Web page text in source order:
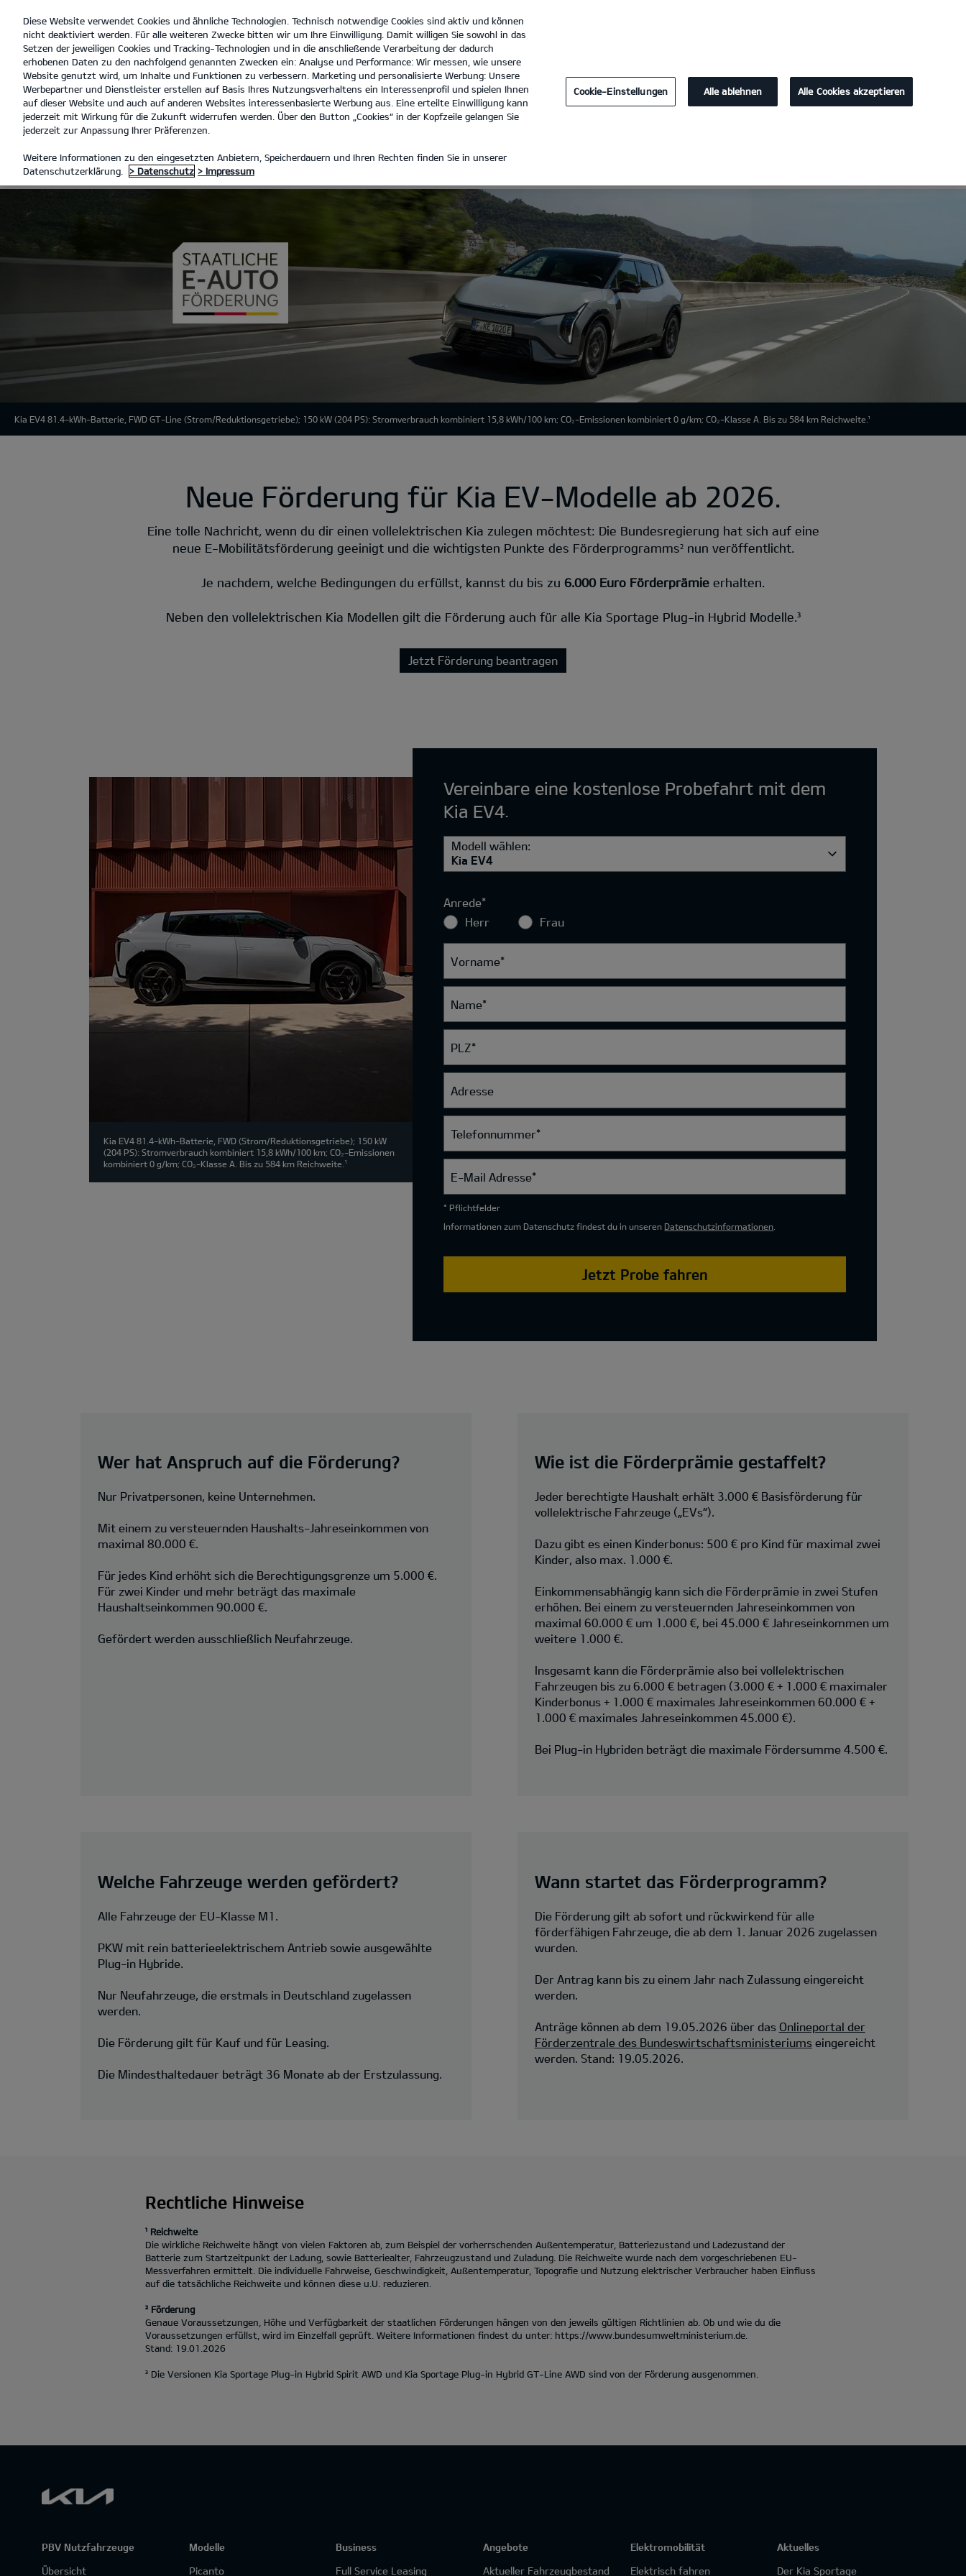
open
menu
Autohaus Krack GmbH Tel. :0551 - 5031170
EV-FÖRDERUNG
EV-FÖRDERUNG
Kia EV4 81.4-kWh-Batterie, FWD GT-Line (Strom/Reduktionsgetriebe); 150 kW (204 PS): Stromverbrauch kombiniert 15,8 kWh/100 km; CO₂-Emissionen kombiniert 0 g/km; CO₂-Klasse A. Bis zu 584 km Reichweite.
Neue Förderung für Kia EV-Modelle ab 2026.
Eine tolle Nachricht, wenn du dir einen vollelektrischen Kia zulegen möchtest: Die Bundesregierung hat sich auf eine
neue E-Mobilitätsförderung geeinigt und die wichtigsten Punkte des Förderprogramms2nun veröffentlicht.
Je nachdem, welche Bedingungen du erfüllst, kannst du bis zu 6.000 Euro Förderprämie erhalten.
Neben den vollelektrischen Kia Modellen gilt die Förderung auch für alle Kia Sportage Plug-in Hybrid Modelle.³
Jetzt Förderung beantragen
Kia EV4 81.4-kWh-Batterie, FWD (Strom/Reduktionsgetriebe); 150 kW
(204 PS): Stromverbrauch kombiniert 15,8 kWh/100 km; CO₂-Emissionen
kombiniert 0 g/km; CO₂-Klasse A. Bis zu 584 km Reichweite.
1
Vereinbare eine kostenlose Probefahrt mit dem
Kia EV4.
Modell wählen:
Kia EV4
Anrede*
Herr
Frau
Vorname*
Name*
PLZ*
Adresse
Telefonnummer*
E-Mail Adresse*
* Pflichtfelder
Informationen zum Datenschutz findest du in unseren Datenschutzinformationen
Jetzt Probe fahren
Wer hat Anspruch auf die Förderung?
Nur Privatpersonen, keine Unternehmen.
Mit einem zu versteuernden Haushalts-Jahreseinkommen von
maximal 80.000 €.
Für jedes Kind erhöht sich die Berechtigungsgrenze um 5.000 €.
Für zwei Kinder und mehr beträgt das maximale
Haushaltseinkommen 90.000 €.
Gefördert werden ausschließlich Neufahrzeuge.
Wie ist die Förderprämie gestaffelt?
Jeder berechtigte Haushalt erhält 3.000 € Basisförderung für
vollelektrische Fahrzeuge („EVs“).
Dazu gibt es einen Kinderbonus: 500 € pro Kind für maximal zwei
Kinder, also max. 1.000 €.
Einkommensabhängig kann sich die Förderprämie in zwei Stufen
erhöhen. Bei einem zu versteuernden Jahreseinkommen von
maximal 60.000 € um 1.000 €, bei 45.000 € Jahreseinkommen um
weitere 1.000 €.
Insgesamt kann die Förderprämie also bei vollelektrischen
Fahrzeugen bis zu 6.000 € betragen (3.000 € + 1.000 € maximaler
Kinderbonus + 1.000 € maximales Jahreseinkommen 60.000 € +
1.000 € maximales Jahreseinkommen 45.000 €).
Bei Plug-in Hybriden beträgt die maximale Fördersumme 4.500 €.
Welche Fahrzeuge werden gefördert?
Alle Fahrzeuge der EU-Klasse M1.
PKW mit rein batterieelektrischem Antrieb sowie ausgewählte
Plug-in Hybride.
Nur Neufahrzeuge, die erstmals in Deutschland zugelassen
werden.
Die Förderung gilt für Kauf und für Leasing.
Die Mindesthaltedauer beträgt 36 Monate ab der Erstzulassung.
Wann startet das Förderprogramm?
Die Förderung gilt ab sofort und rückwirkend für alle
förderfähigen Fahrzeuge, die ab dem 1. Januar 2026 zugelassen
wurden.
Der Antrag kann bis zu einem Jahr nach Zulassung eingereicht
werden.
Anträge können ab dem 19.05.2026 über das Onlineportal der
Förderzentrale des Bundeswirtschaftsministeriumseingereicht
werden. Stand: 19.05.2026.
Rechtliche Hinweise
¹ Reichweite
Die wirkliche Reichweite hängt von vielen Faktoren ab, zum Beispiel der vorherrschenden Außentemperatur, Batteriezustand und Ladezustand der
Batterie zum Startzeitpunkt der Ladung, sowie Batteriealter, Fahrzeugzustand und Zuladung. Die Reichweite wurde nach dem vorgeschriebenen EU-
Messverfahren ermittelt. Die individuelle Fahrweise, Geschwindigkeit, Außentemperatur, Topografie und Nutzung elektrischer Verbraucher haben Einfluss
auf die tatsächliche Reichweite und können diese u.U. reduzieren.
² Förderung
Genaue Voraussetzungen, Höhe und Verfügbarkeit der staatlichen Förderungen hängen von den jeweils gültigen Richtlinien ab. Ob und wie du die
Voraussetzungen erfüllst, wird im Einzelfall geprüft. Weitere Informationen findest du unter: https://www.bundesumweltministerium.de.
Stand: 19.01.2026
³ Die Versionen Kia Sportage Plug-in Hybrid Spirit AWD und Kia Sportage Plug-in Hybrid GT-Line AWD sind von der Förderung ausgenommen.
PBV Nutzfahrzeuge
Übersicht
Modelle
Picanto
Business
Full Service Leasing
Angebote
Aktueller Fahrzeugbestand
Elektromobilität
Elektrisch fahren
Aktuelles
Der Kia Sportage
Diese Website verwendet Cookies und ähnliche Technologien. Technisch notwendige Cookies sind aktiv und können
nicht deaktiviert werden. Für alle weiteren Zwecke bitten wir um Ihre Einwilligung. Damit willigen Sie sowohl in das
Setzen der jeweiligen Cookies und Tracking-Technologien und in die anschließende Verarbeitung der dadurch
erhobenen Daten zu den nachfolgend genannten Zwecken ein: Analyse und Performance: Wir messen, wie unsere
Website genutzt wird, um Inhalte und Funktionen zu verbessern. Marketing und personalisierte Werbung: Unsere
Werbepartner und Dienstleister erstellen auf Basis Ihres Nutzungsverhaltens ein Interessenprofil und spielen Ihnen
auf dieser Website und auch auf anderen Websites interessenbasierte Werbung aus. Eine erteilte Einwilligung kann
jederzeit mit Wirkung für die Zukunft widerrufen werden. Über den Button „Cookies“ in der Kopfzeile gelangen Sie
jederzeit zur Anpassung Ihrer Präferenzen.
Weitere Informationen zu den eingesetzten Anbietern, Speicherdauern und Ihren Rechten finden Sie in unserer
Datenschutzerklärung.
> Datenschutz > Impressum
Cookie-Einstellungen Alle ablehnen Alle Cookies akzeptieren